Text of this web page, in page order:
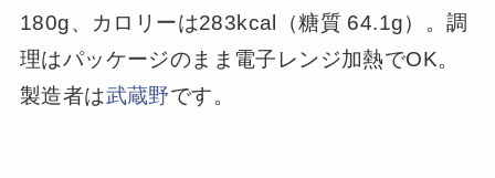
180g、カロリーは283kcal（糖質 64.1g）。調
理はパッケージのまま電子レンジ加熱でOK。
製造者は武蔵野です。